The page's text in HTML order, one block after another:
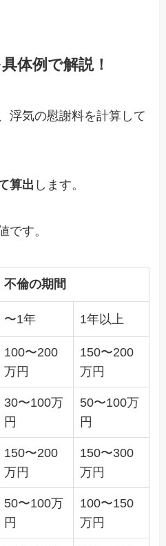
体例で解説！
浮気の慰謝料を計算して
算出 します。
です。
不倫の期間
〜1年 1年以上
100〜200
万円
150〜200
万円
30〜100万
円
50〜100万
円
150〜200
万円
150〜300
万円
50〜100万
円
100〜150
万円